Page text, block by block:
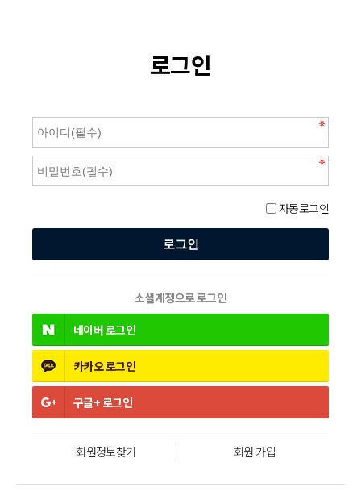
로그인
자동로그인
소셜계정으로 로그인
네이버 로그인
카카오로그인
구글+ 로그인
회원정보찾기 회원 가입